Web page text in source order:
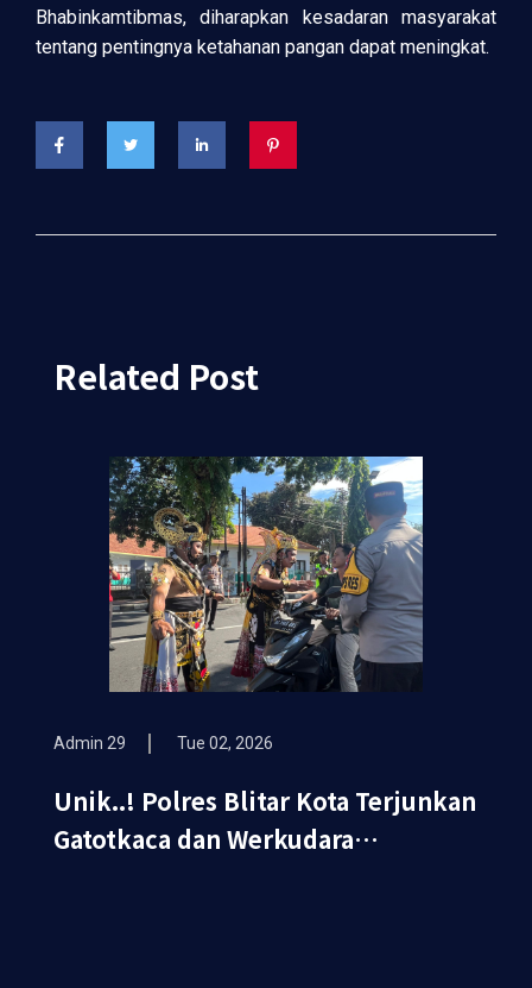
Bhabinkamtibmas, diharapkan kesadaran masyarakat
tentang pentingnya ketahanan pangan dapat meningkat.
Related Post
Admin 29 Tue 02, 2026
Unik..! Polres Blitar Kota Terjunkan
Gatotkaca dan Werkudara